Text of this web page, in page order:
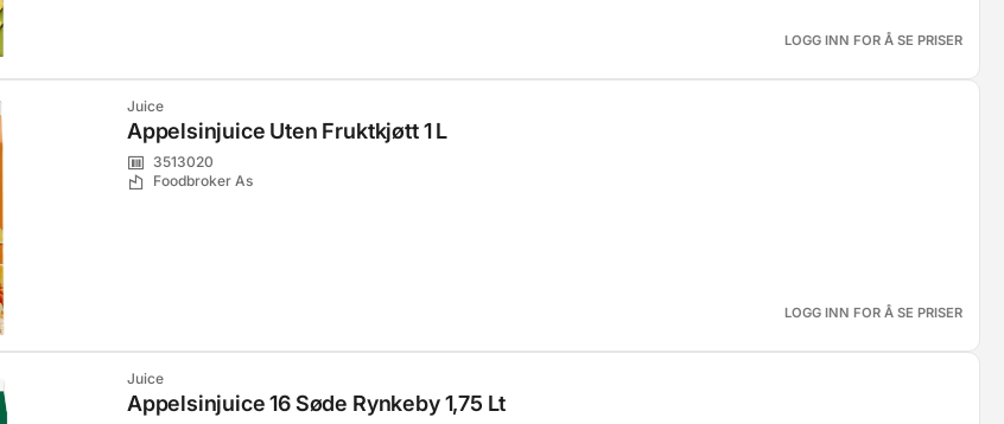
LOGG INN FOR Å SE PRISER
Juice
Appelsinjuice Uten Fruktkjøtt 1 L
3513020
Foodbroker As
LOGG INN FOR Å SE PRISER
Juice
Appelsinjuice 16 Søde Rynkeby 1,75 Lt